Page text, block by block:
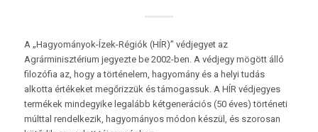
A „Hagyományok-Ízek-Régiók (HÍR)” védjegyet az
Agrárminisztérium jegyezte be 2002-ben. A védjegy mögött álló
filozófia az, hogy a történelem, hagyomány és a helyi tudás
alkotta értékeket megőrizzük és támogassuk. A HÍR védjegyes
termékek mindegyike legalább kétgenerációs (50 éves) történeti
múlttal rendelkezik, hagyományos módon készül, és szorosan